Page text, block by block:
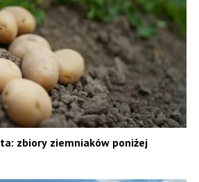
zbiory ziemniaków poniżej